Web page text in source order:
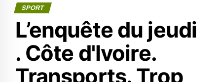
SPORT
L’enquête du jeudi
. Côte d'Ivoire.
Transports. Trop